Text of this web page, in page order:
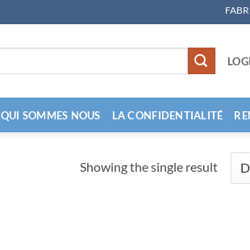
QUI SOMMES NOUS LA CONFIDENTIALITÉ
Showing the single result